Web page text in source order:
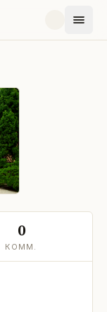
0
КОММ.